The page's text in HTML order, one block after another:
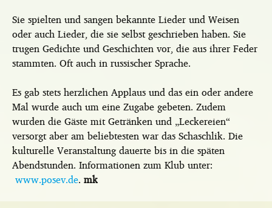
Sie spielten und sangen bekannte Lieder und Weisen
oder auch Lieder, die sie selbst geschrieben haben. Sie
trugen Gedichte und Geschichten vor, die aus ihrer Feder
stammten. Oft auch in russischer Sprache.
Es gab stets herzlichen Applaus und das ein oder andere
Mal wurde auch um eine Zugabe gebeten. Zudem
wurden die Gäste mit Getränken und „Leckereien“
versorgt aber am beliebtesten war das Schaschlik. Die
kulturelle Veranstaltung dauerte bis in die späten
Abendstunden. Informationen zum Klub unter:
www.posev.de. mk